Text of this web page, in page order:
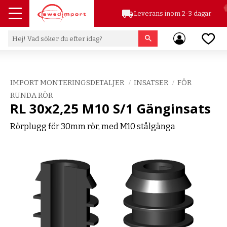
Meny
local_shippingLeverans inom 2-3 dagar
IMPORT MONTERINGSDETALJER INSATSER
FÖR
RUNDA RÖR
RL 30x2,25 M10 S/1 Gänginsats
Rörplugg för 30mm rör, med M10 stålgänga